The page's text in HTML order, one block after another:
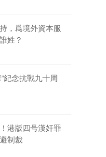
，爲境外資本服
姓？
紀念抗戰九十周
港版四号漢奸罪
制裁